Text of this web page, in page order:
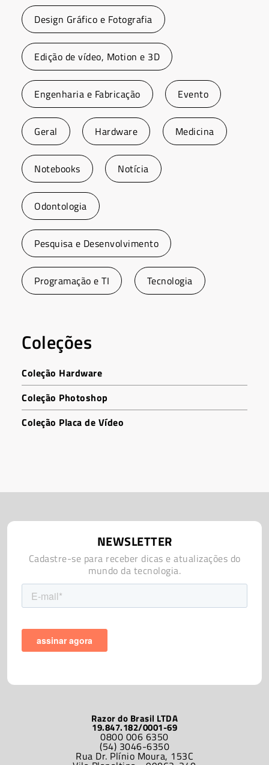
Design Gráfico e Fotografia
Edição de vídeo, Motion e 3D
Engenharia e Fabricação Evento
Geral Hardware Medicina
Notebooks Notícia
Odontologia
Pesquisa e Desenvolvimento
Programação e TI Tecnologia
Coleções
Coleção Hardware
Coleção Photoshop
Coleção Placa de Vídeo
Razor do Brasil LTDA
19.847.182/0001-69
0800 006 6350
(54) 3046-6350
Rua Dr. Plínio Moura, 153C
NEWSLETTER
Cadastre-se para receber dicas e atualizações do
mundo da tecnologia.